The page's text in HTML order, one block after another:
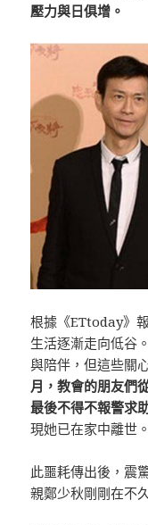
壓力與日俱增。
根據《ETtoday》
生活逐漸走向低谷
與陪伴，但這些關
月，教會的朋友們
最後不得不報警求
現她已在家中離世。
此噩耗傳出後，震
親鄭少秋剛剛在不